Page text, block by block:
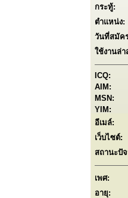
กระทู้:
ตำแหน่ง:
วันที่สมัค
ใช้งานล่า
ICQ:
AIM:
MSN:
YIM:
อีเมล์:
เว็บไซต์:
สถานะปั
เพศ:
อายุ: